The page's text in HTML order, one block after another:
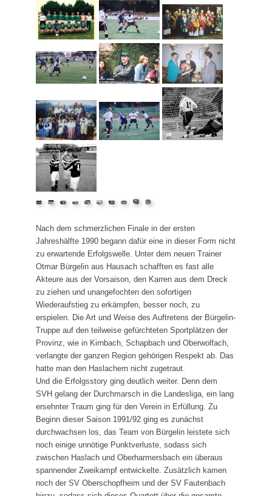
Das SVH Lied
Das SVH Mag und Team
SVH Legenden
Sponsoren
Satzung
SVH Jugendkonzept
Abteilungen
Aktive
Jugend
Schiedsrichter
Badminton
Laufgruppe
SVH Reisegruppe
Projekte
Stadionsanierung 2020
Kunstrasen 2010
Events
Erfolge
Silvester-Cup
Nach dem schmerzlichen Finale in der ersten
Jahreshälfte 1990 begann dafür eine in dieser Form nicht
zu erwartende Erfolgswelle. Unter dem neuen Trainer
Otmar Bürgelin aus Hausach schafften es fast alle
Akteure aus der Vorsaison, den Karren aus dem Dreck
zu ziehen und unangefochten den sofortigen
Wiederaufstieg zu erkämpfen, besser noch, zu
erspielen. Die Art und Weise des Auftretens der Bürgelin-
Truppe auf den teilweise gefürchteten Sportplätzen der
Provinz, wie in Kirnbach, Schapbach und Oberwolfach,
verlangte der ganzen Region gehörigen Respekt ab. Das
hatte man den Haslachern nicht zugetraut.
Und die Erfolgsstory ging deutlich weiter. Denn dem
SVH gelang der Durchmarsch in die Landesliga, ein lang
ersehnter Traum ging für den Verein in Erfüllung. Zu
Beginn dieser Saison 1991/92 ging es zunächst
durchwachsen los, das Team von Bürgelin leistete sich
noch einige unnötige Punktverluste, sodass sich
zwischen Haslach und Oberharmersbach ein überaus
spannender Zweikampf entwickelte. Zusätzlich kamen
noch der SV Oberschopfheim und der SV Fautenbach